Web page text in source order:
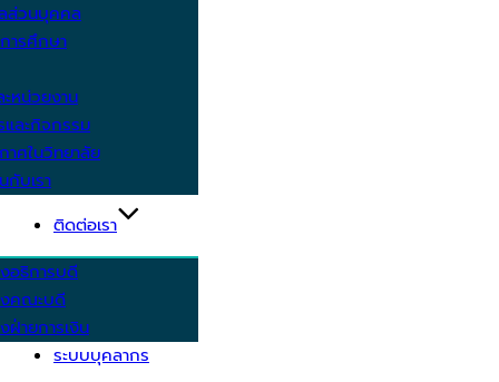
ส่วนบุคคล
ารศึกษา
หน่วยงาน
และกิจกรรม
าศในวิทยาลัย
กับเรา
ติดต่อเรา
อธิการบดี
คณะบดี
ฝ่ายการเงิน
ระบบบุคลากร